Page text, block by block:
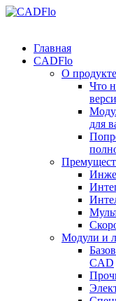
Главная
CADFlo
О
Что
для
Модули и
CAD